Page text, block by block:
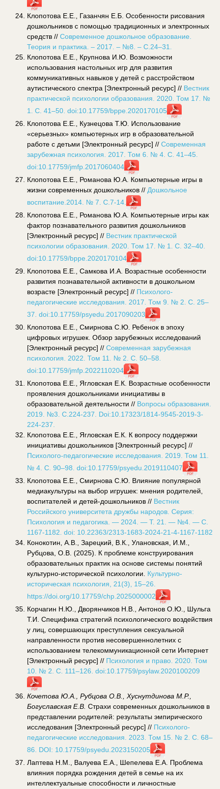
Клопотова Е.Е., Газанчян Е.Б. Особенности рисования
дошкольников с помощью традиционных и электронных
средств // Современное дошкольное образование.
Теория и практика. – 2017. – №8. – С.24–31.
Клопотова Е.Е., Крупнова И.Ю. Возможности
использования настольных игр для развития
коммуникативных навыков у детей с расстройством
аутистического спектра [Электронный ресурс] // Вестник
практической психологии образования. 2020. Том 17. №
1. С. 41–50. doi:10.17759/bppe.2020170105
Клопотова Е.Е., Кузнецова Т.Ю. Использование
«серьезных» компьютерных игр в образовательной
работе с детьми [Электронный ресурс] // Современная
зарубежная психология. 2017. Том 6. № 4. С. 41–45.
doi:10.17759/jmfp.2017060404
Клопотова Е.Е., Романова Ю.А. Компьютерные игры в
жизни современных дошкольников // Дошкольное
воспитание.2014. № 7. С.7-14.
Клопотова Е.Е., Романова Ю.А. Компьютерные игры как
фактор познавательного развития дошкольников
[Электронный ресурс] // Вестник практической
психологии образования. 2020. Том 17. № 1. С. 32–40.
doi:10.17759/bppe.2020170104
Клопотова Е.Е., Самкова И.А. Возрастные особенности
развития познавательной активности в дошкольном
возрасте [Электронный ресурс] // Психолого-
педагогические исследования. 2017. Том 9. № 2. С. 25–
37. doi:10.17759/psyedu.2017090203
Клопотова Е.Е., Смирнова С.Ю. Ребенок в эпоху
цифровых игрушек. Обзор зарубежных исследований
[Электронный ресурс] // Современная зарубежная
психология. 2022. Том 11. № 2. С. 50–58.
doi:10.17759/jmfp.2022110204
Клопотова Е.Е., Ягловская Е.К. Возрастные особенности
проявления дошкольниками инициативы в
образовательной деятельности // Вопросы образования.
2019. №3. С.224-237. Doi:10.17323/1814-9545-2019-3-
224-237.
Клопотова Е.Е., Ягловская Е.К. К вопросу поддержки
инициативы дошкольников [Электронный ресурс] //
Психолого-педагогические исследования. 2019. Том 11.
№ 4. С. 90–98. doi:10.17759/psyedu.2019110407
Клопотова Е.Е., Смирнова С.Ю. Влияние популярной
медиакультуры на выбор игрушек: мнения родителей,
воспитателей и детей-дошкольников // Вестник
Российского университета дружбы народов. Серия:
Психология и педагогика. — 2024. — Т. 21. — №4. — C.
1167-1182. doi: 10.22363/2313-1683-2024-21-4-1167-1182
Конокотин, А.В., Зарецкий, В.К., Улановская, И.М.,
Рубцова, О.В. (2025). К проблеме конструирования
образовательных практик на основе системы понятий
культурно-исторической психологии. Культурно-
историческая психология, 21(3), 15–26.
https://doi.org/10.17759/chp.2025000002
Корчагин Н.Ю., Дворянчиков Н.В., Антонов О.Ю., Шульга
Т.И. Специфика стратегий психологического воздействия
у лиц, совершающих преступления сексуальной
направленности против несовершеннолетних с
использованием телекоммуникационной сети Интернет
[Электронный ресурс] // Психология и право. 2020. Том
10. № 2. С. 111–126. doi:10.17759/psylaw.2020100209
Кочетова Ю.А., Рубцова О.В., Хуснутдинова М.Р.,
Богуславская Е.В. Страхи современных дошкольников в
представлении родителей: результаты эмпирического
исследования [Электронный ресурс] // Психолого-
педагогические исследования. 2023. Том 15. № 2. С. 68–
86. DOI: 10.17759/psyedu.2023150205
Лаптева Н.М., Валуева Е.А., Шепелева Е.А. Проблема
влияния порядка рождения детей в семье на их
интеллектуальные способности и личностные